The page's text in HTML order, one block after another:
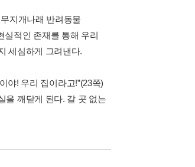
지개나래 반려동물
실적인 존재를 통해 우리
세심하게 그려낸다.
야! 우리 집이라고!”(23쪽)
을 깨닫게 된다. 갈 곳 없는